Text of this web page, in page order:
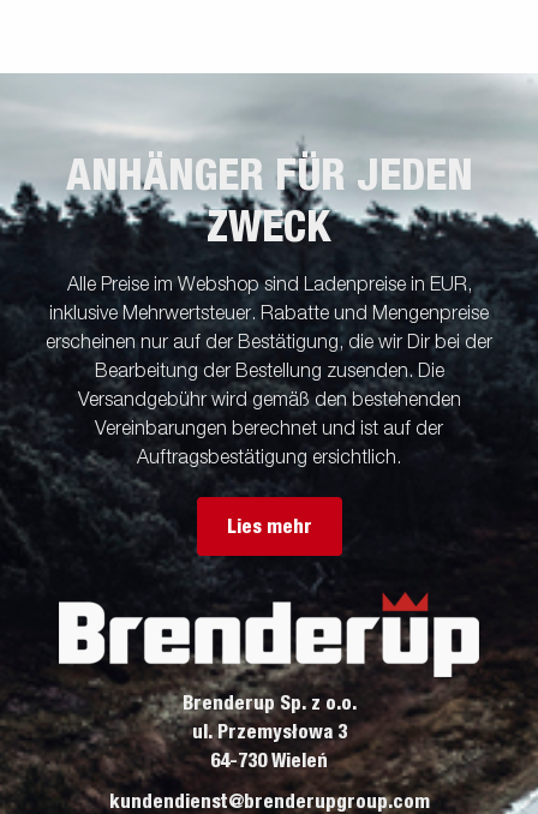
ANHÄNGER FÜR JEDEN
ZWECK
Alle Preise im Webshop sind Ladenpreise in EUR,
inklusive Mehrwertsteuer. Rabatte und Mengenpreise
erscheinen nur auf der Bestätigung, die wir Dir bei der
Bearbeitung der Bestellung zusenden. Die
Versandgebühr wird gemäß den bestehenden
Vereinbarungen berechnet und ist auf der
Auftragsbestätigung ersichtlich.
Lies mehr
Brenderup Sp. z o.o.
ul. Przemysłowa 3
64-730 Wieleń
kundendienst@brenderupgroup.com